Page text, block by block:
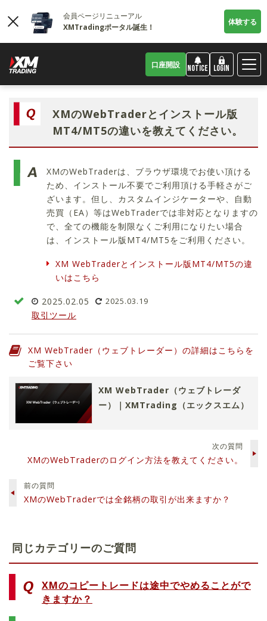
会員ページリニューアル
XMTradingポータル誕生！
体験する
口座開設 NOTICE LOGIN
XMのWebTraderとインストール版
MT4/MT5の違いを教えてください。
XMのWebTraderは、ブラウザ環境でお使い頂ける
ため、インストール不要でご利用頂ける手軽さがご
ざいます。但し、カスタムインジケーターや、自動
売買（EA）等はWebTraderでは非対応となりますの
で、全ての機能を制限なくご利用になりたい場合
は、インストール版MT4/MT5をご利用ください。
XM WebTraderとインストール版MT4/MT5の違
いはこちら
2025.02.05 2025.03.19
取引ツール
XM WebTrader（ウェブトレーダー）の詳細はこちらを
ご覧下さい
XM WebTrader（ウェブトレーダ
ー）｜XMTrading（エックスエム）
前の質問
XMのWebTraderでは全銘柄の取引が出来ますか？
次の質問
XMのWebTraderのログイン方法を教えてください。
同じカテゴリーのご質問
XMのコピートレードは途中でやめることがで
きますか？